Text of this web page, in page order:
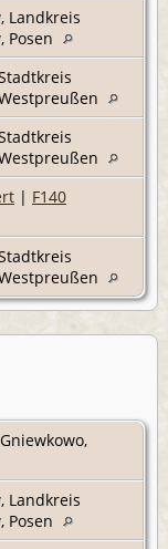
Landkreis
Posen
| F140
Landkreis
Posen